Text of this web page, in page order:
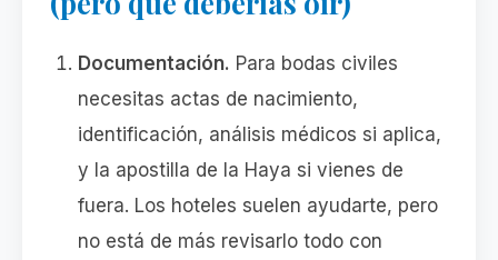
Documentación. Para bodas civiles
necesitas actas de nacimiento,
identificación, análisis médicos si aplica,
y la apostilla de la Haya si vienes de
fuera. Los hoteles suelen ayudarte, pero
no está de más revisarlo todo con